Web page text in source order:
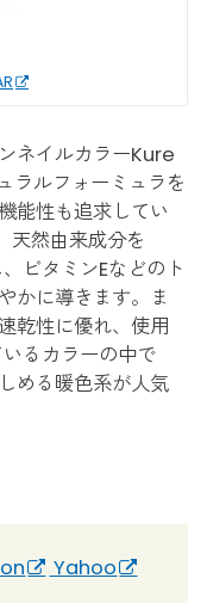
ネイルカラーKure
ラルフォーミュラを
能性も追求してい
天然由来成分を
ビタミンEなどのト
かに導きます。ま
乾性に優れ、使用
るカラーの中で
める暖色系が人気
Yahoo